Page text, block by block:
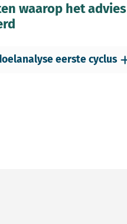
waarop het advies
eerste cyclus
e-mail